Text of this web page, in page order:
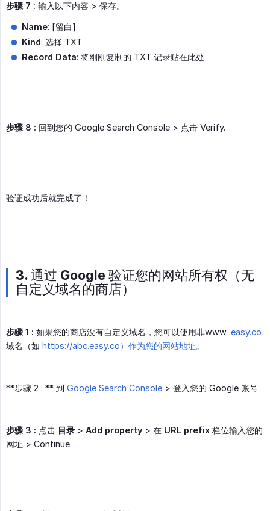
步骤 7 : 输入以下内容 > 保存。
Name: [留白]
Kind: 选择 TXT
Record Data: 将刚刚复制的 TXT 记录贴在此处
步骤 8 : 回到您的 Google Search Console > 点击 Verify.
验证成功后就完成了！
3. 通过 Google 验证您的网站所有权（无
自定义域名的商店）
步骤 1 : 如果您的商店没有自定义域名，您可以使用非www .easy.co
域名（如 https://abc.easy.co）作为您的网站地址。
**步骤 2 : ** 到 Google Search Console > 登入您的 Google 账号
步骤 3 : 点击 目录 > Add property > 在 URL prefix 栏位输入您的
网址 > Continue.